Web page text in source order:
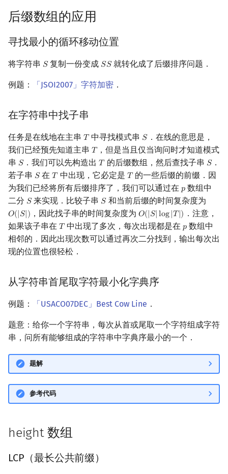
后缀数组的应用
寻找最小的循环移动位置
将字符串 𝑆
S复制一份变成 𝑆𝑆
SS就转化成了后缀排序问题．
例题： 「JSOI2007」字符加密 ．
在字符串中找子串
任务是在线地在主串 𝑇
T 中寻找模式串 𝑆
S．在线的意思是，
我们已经预先知道主串 𝑇
T ，但是当且仅当询问时才知道模式
串 𝑆
S．我们可以先构造出𝑇
T 的后缀数组，然后查找子串 𝑆
S．
若子串 𝑆
S在𝑇
T 中出现，它必定是 𝑇
T 的一些后缀的前缀．因
为我们已经将所有后缀排序了，我们可以通过在 𝑝
p 数组中
二分 𝑆
S来实现．比较子串 𝑆
S和当前后缀的时间复杂度为
𝑂(|𝑆|)
O(| S| ) ，因此找子串的时间复杂度为 𝑂(|𝑆|log|𝑇|)
O(| S| log| T|)
．注意，
如果该子串在 𝑇
T 中出现了多次，每次出现都是在𝑝
p 数组中
相邻的．因此出现次数可以通过再次二分找到，输出每次出
现的位置也很轻松．
从字符串首尾取字符最小化字典序
例题： 「USACO07DEC」Best Cow Line ．
题意：给你一个字符串，每次从首或尾取一个字符组成字符
串，问所有能够组成的字符串中字典序最小的一个．
题解
参考代码
height 数组
LCP（最长公共前缀）